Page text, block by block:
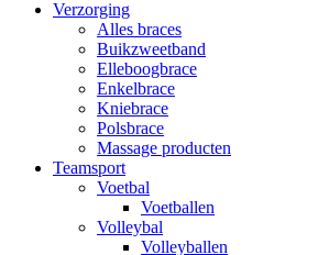
Verzorging
Alles braces
Buikzweetband
Elleboogbrace
Enkelbrace
Kniebrace
Polsbrace
Massage producten
Teamsport
Voetbal
Voetballen
Volleybal
Volleyballen